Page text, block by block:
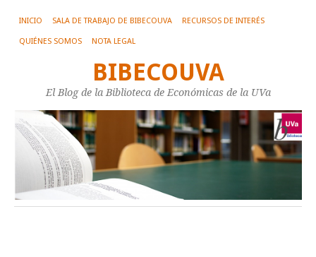
INICIO SALA DE TRABAJO DE BIBECOUVA RECURSOS DE INTERÉS
QUIÉNES SOMOS NOTA LEGAL
BIBECOUVA
El Blog de la Biblioteca de Económicas de la UVa